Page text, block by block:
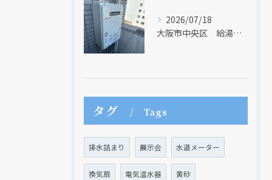
2026/07/18
大阪市中央区 給湯器のリモコンが無くても、リモコンを設置する方法はあります
タグ Tags
排水詰まり 展示会 水道メーター
換気扇 電気温水器 黄砂
クリックでチラシのページにジャンプします
クリックでチラシのページにジャンプします